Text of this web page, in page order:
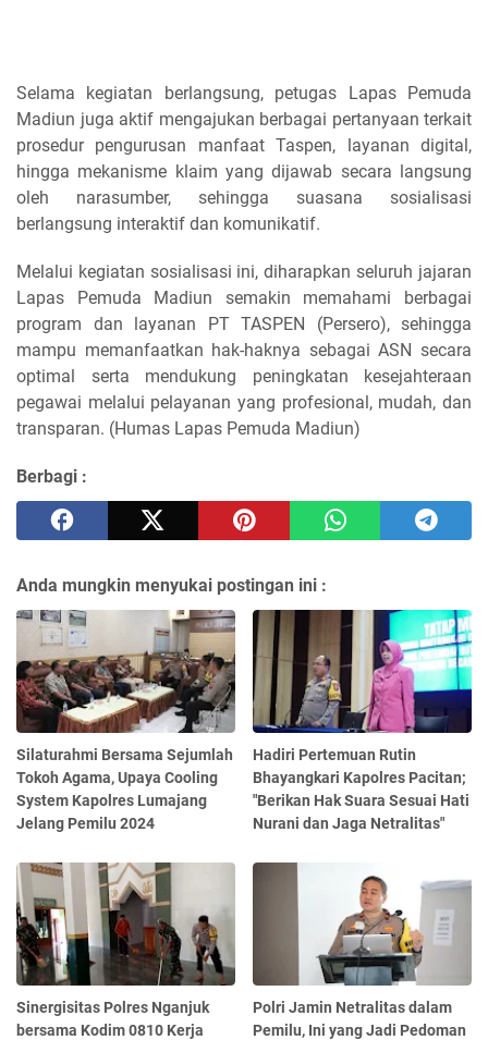
Selama kegiatan berlangsung, petugas Lapas Pemuda
Madiun juga aktif mengajukan berbagai pertanyaan terkait
prosedur pengurusan manfaat Taspen, layanan digital,
hingga mekanisme klaim yang dijawab secara langsung
oleh narasumber, sehingga suasana sosialisasi
berlangsung interaktif dan komunikatif.
Melalui kegiatan sosialisasi ini, diharapkan seluruh jajaran
Lapas Pemuda Madiun semakin memahami berbagai
program dan layanan PT TASPEN (Persero), sehingga
mampu memanfaatkan hak-haknya sebagai ASN secara
optimal serta mendukung peningkatan kesejahteraan
pegawai melalui pelayanan yang profesional, mudah, dan
transparan. (Humas Lapas Pemuda Madiun)
Berbagi :
Anda mungkin menyukai postingan ini :
Silaturahmi Bersama Sejumlah
Tokoh Agama, Upaya Cooling
System Kapolres Lumajang
Jelang Pemilu 2024
Hadiri Pertemuan Rutin
Bhayangkari Kapolres Pacitan;
"Berikan Hak Suara Sesuai Hati
Nurani dan Jaga Netralitas"
Sinergisitas Polres Nganjuk
bersama Kodim 0810 Kerja
Polri Jamin Netralitas dalam
Pemilu, Ini yang Jadi Pedoman